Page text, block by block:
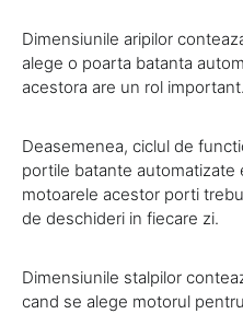
Dimensiunile aripilor
alege o poarta batanta
acestora are un rol important.
Deasemenea, ciclul de
portile batante
motoarele acestor porti
de deschideri in fiecare zi.
Dimensiunile stalpilor
cand se alege motorul